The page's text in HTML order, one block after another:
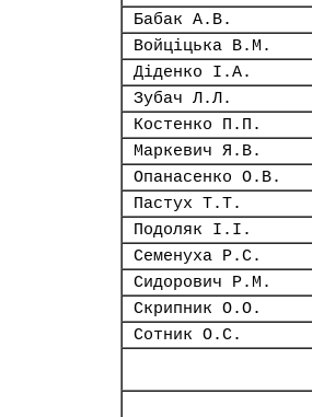
Бабак А.В.
Войціцька В.М.
Діденко І.А.
Зубач Л.Л.
Костенко П.П.
Маркевич Я.В.
Опанасенко О.В.
Пастух Т.Т.
Подоляк І.І.
Семенуха Р.С.
Сидорович Р.М.
Скрипник О.О.
Сотник О.С.